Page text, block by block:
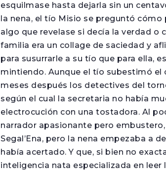
esquilmase hasta dejarla sin un
la nena, el tío Misio se preguntó
algo que revelase si decía la verdad o
familia era un collage de saciedad y
para susurrarle a su tío que para ella,
mintiendo. Aunque el tío subestimó el
meses después los detectives del
según el cual la secretaria no había
electrocución con una tostadora. Al
narrador apasionante pero
Segal’Ena, pero la nena empezaba a
había acertado. Y que, si bien no
inteligencia nata especializada en